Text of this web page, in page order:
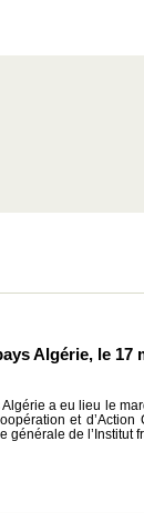
Algérie, le 17
Algérie a eu lieu le
et d’Action
générale de l’Institut